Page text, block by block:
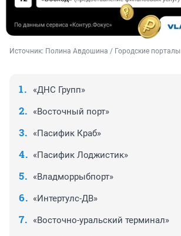
Источник: Полина Авдошина / Городские порталы
«ДНС Групп»
«Восточный порт»
«Пасифик Краб»
«Пасифик Лоджистик»
«Владморрыбпорт»
«Интертулс-ДВ»
«Восточно-уральский терминал»